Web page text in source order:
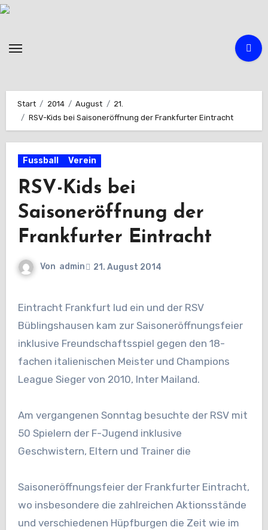
Zum
Start 2014 August
21.
RSV-Kids bei Saisoneröffnung der Frankfurter Eintracht
Fussball Verein
RSV-Kids bei
Saisoneröffnung der
Frankfurter Eintracht
Von admin 21. August 2014
Eintracht Frankfurt lud ein und der RSV
Büblingshausen kam zur Saisoneröffnungsfeier
inklusive Freundschaftsspiel gegen den 18-
fachen italienischen Meister und Champions
League Sieger von 2010, Inter Mailand.
Am vergangenen Sonntag besuchte der RSV mit
50 Spielern der F-Jugend inklusive
Geschwistern, Eltern und Trainer die
Saisoneröffnungsfeier der Frankfurter Eintracht,
wo insbesondere die zahlreichen Aktionsstände
und verschiedenen Hüpfburgen die Zeit wie im